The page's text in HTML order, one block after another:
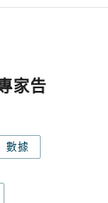
家告
數據
或空白處，即可